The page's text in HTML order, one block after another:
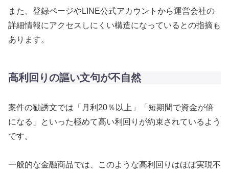
また、登録ページやLINE公式アカウントから運営会社の
詳細情報にアクセスしにくい構造になっているとの指摘も
あります。
高利回りの謳い文句が不自然
案件の勧誘文では「月利20％以上」「短期間で資金が倍
になる」といった極めて高い利回りが約束されているよう
です。
一般的な金融商品では、このような高利回りはほぼ実現不